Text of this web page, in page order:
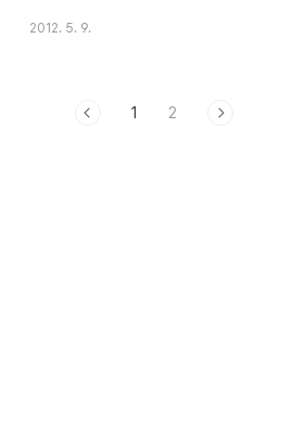
아서 노곤하게 낮잠을 스르르 잘 수 있을 것
2012. 5. 9.
1 2